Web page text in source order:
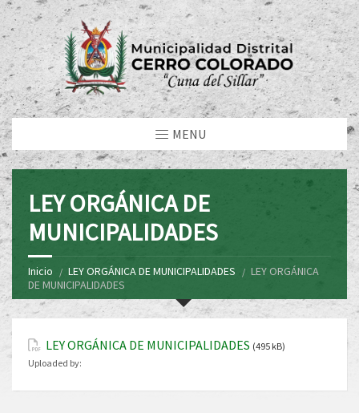
MENU
LEY ORGÁNICA DE
MUNICIPALIDADES
Inicio LEY ORGÁNICA DE MUNICIPALIDADES
LEY ORGÁNICA
DE MUNICIPALIDADES
LEY ORGÁNICA DE MUNICIPALIDADES (495 kB)
Uploaded by: